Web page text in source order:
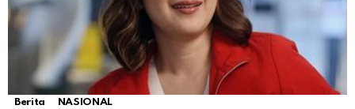
Berita NASIONAL